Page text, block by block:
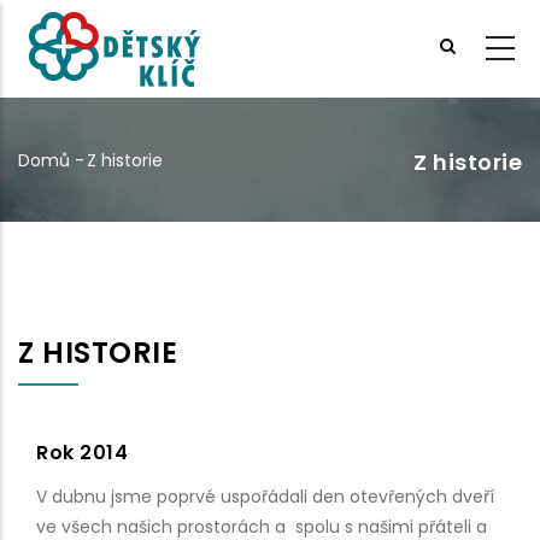
Přejít
hlavnímu
obsahu
Z historie
navigace
Domů - Z historie
Z HISTORIE
Rok 2014
V dubnu jsme poprvé uspořádali den otevřených dveří
ve všech našich prostorách a spolu s našimi přáteli a
Pagination